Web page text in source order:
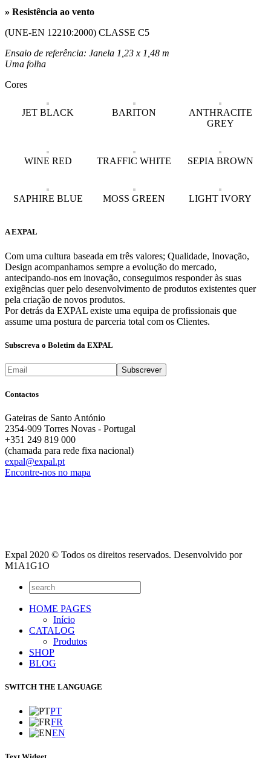
» Resistência ao vento
(UNE-EN 12210:2000) CLASSE C5
Ensaio de referência: Janela 1,23 x 1,48 m
Uma folha
Cores
JET BLACK BARITON
ANTHRACITE
GREY
WINE RED TRAFFIC WHITE SEPIA BROWN
SAPHIRE BLUE MOSS GREEN LIGHT IVORY
A EXPAL
Com uma cultura baseada em três valores; Qualidade, Inovação,
Design acompanhamos sempre a evolução do mercado,
antecipando-nos em inovação, conseguimos responder às suas
exigências quer pelo desenvolvimento de produtos existentes quer
pela criação de novos produtos.
Por detrás da EXPAL existe uma equipa de profissionais que
assume uma postura de parceria total com os Clientes.
Subscreva o Boletim da EXPAL
Contactos
Gateiras de Santo António
2354-909 Torres Novas - Portugal
+351 249 819 000
(chamada para rede fixa nacional)
expal@expal.pt
Encontre-nos no mapa
Expal 2020 © Todos os direitos reservados. Desenvolvido por
M1A1G1O
HOME PAGES
Início
CATALOG
Produtos
SHOP
BLOG
SWITCH THE LANGUAGE
PT
FR
EN